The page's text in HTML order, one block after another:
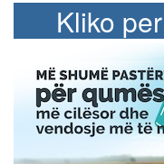
Kliko